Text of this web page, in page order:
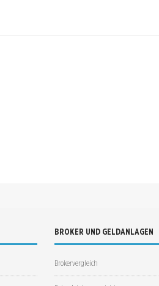
BROKER UND GELDANLAGEN
Brokervergleich